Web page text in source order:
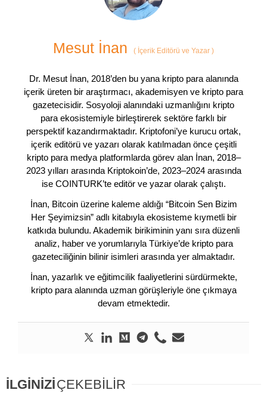
Mesut İnan ( İçerik Editörü ve Yazar )
Dr. Mesut İnan, 2018’den bu yana kripto para alanında
içerik üreten bir araştırmacı, akademisyen ve kripto para
gazetecisidir. Sosyoloji alanındaki uzmanlığını kripto
para ekosistemiyle birleştirerek sektöre farklı bir
perspektif kazandırmaktadır. Kriptofoni’ye kurucu ortak,
içerik editörü ve yazarı olarak katılmadan önce çeşitli
kripto para medya platformlarda görev alan İnan, 2018–
2023 yılları arasında Kriptokoin’de, 2023–2024 arasında
ise COINTURK’te editör ve yazar olarak çalıştı.
İnan, Bitcoin üzerine kaleme aldığı “Bitcoin Sen Bizim
Her Şeyimizsin” adlı kitabıyla ekosisteme kıymetli bir
katkıda bulundu. Akademik birikiminin yanı sıra düzenli
analiz, haber ve yorumlarıyla Türkiye’de kripto para
gazeteciliğinin bilinir isimleri arasında yer almaktadır.
İnan, yazarlık ve eğitimcilik faaliyetlerini sürdürmekte,
kripto para alanında uzman görüşleriyle öne çıkmaya
devam etmektedir.
İLGİNİZİÇEKEBİLİR